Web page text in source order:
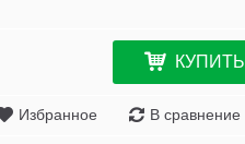
КУПИТЬ
Избранное В сравнение